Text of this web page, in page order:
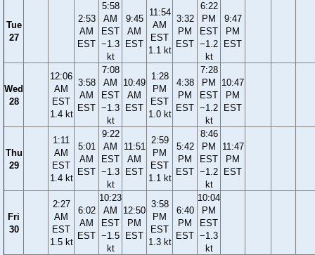
Tue
27
2:53
AM
EST
5:58
AM
EST
−1.3
kt
9:45
AM
EST
11:54
AM
EST
1.1 kt
3:32
PM
EST
6:22
PM
EST
−1.2
kt
9:47
PM
EST
Wed
28
12:06
AM
EST
1.4 kt
3:58
AM
EST
7:08
AM
EST
−1.3
kt
10:49
AM
EST
1:28
PM
EST
1.0 kt
4:38
PM
EST
7:28
PM
EST
−1.2
kt
10:47
PM
EST
Thu
29
1:11
AM
EST
1.4 kt
5:01
AM
EST
9:22
AM
EST
−1.3
kt
11:51
AM
EST
2:59
PM
EST
1.1 kt
5:42
PM
EST
8:46
PM
EST
−1.2
kt
11:47
PM
EST
Fri
30
2:27
AM
EST
1.5 kt
6:02
AM
EST
10:23
AM
EST
−1.5
kt
12:50
PM
EST
3:58
PM
EST
1.3 kt
6:40
PM
EST
10:04
PM
EST
−1.3
kt